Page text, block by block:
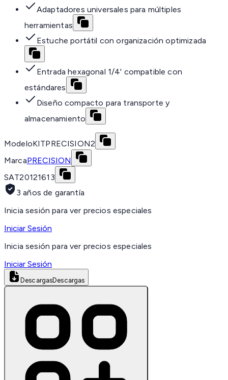
Adaptadores universales para múltiples
herramientas
Estuche portátil con organización optimizada
Entrada hexagonal 1/4' compatible con
estándares
Diseño compacto para transporte y
almacenamiento
ModeloKITPRECISION2
MarcaPRECISION
SAT20121613
3 años de garantía
Inicia sesión para ver precios especiales
Iniciar Sesión
Inicia sesión para ver precios especiales
Iniciar Sesión
DescargasDescargas